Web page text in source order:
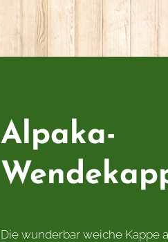
Alpaka-
Die wunderbar weiche Kappe